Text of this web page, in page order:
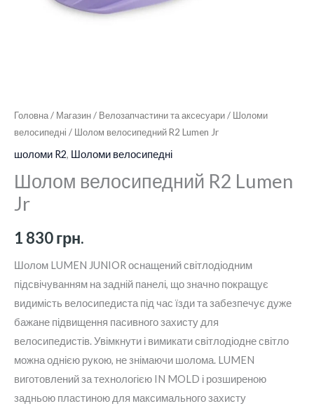
Головна/ Магазин/ Велозапчастини та аксесуари/ Шоломи
велосипедні / Шолом велосипедний R2 Lumen Jr
шоломи R2, Шоломи велосипедні
Шолом велосипедний R2 Lumen
Jr
1 830грн.
Шолом LUMEN JUNIOR оснащений світлодіодним
підсвічуванням на задній панелі, що значно покращує
видимість велосипедиста під час їзди та забезпечує дуже
бажане підвищення пасивного захисту для
велосипедистів. Увімкнути і вимикати світлодіодне світло
можна однією рукою, не знімаючи шолома. LUMEN
виготовлений за технологією IN MOLD і розширеною
задньою пластиною для максимального захисту